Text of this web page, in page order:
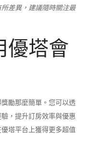
差異，建議隨時關注最
優塔會
勵那麼簡單。您可以透
，提升訂房效率與優惠
塔平台上獲得更多超值